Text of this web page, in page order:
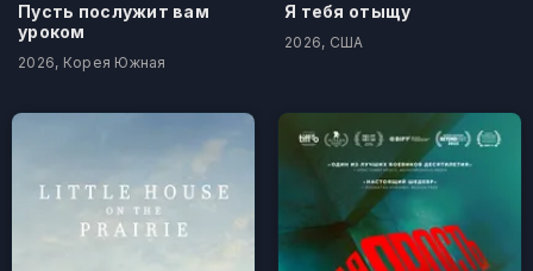
Пусть послужит вам
уроком
2026, Корея Южная
Я тебя отыщу
2026, США